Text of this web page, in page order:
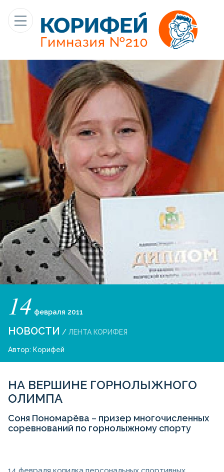
14 февраля 2011
НОВОСТИ / ЛЕНТА КОРИФЕЯ
Автор: Корифей
НА ВЕРШИНЕ ГОРНОЛЫЖНОГО
ОЛИМПА
Соня Пономарёва – призер многочисленных
соревнований по горнолыжному спорту